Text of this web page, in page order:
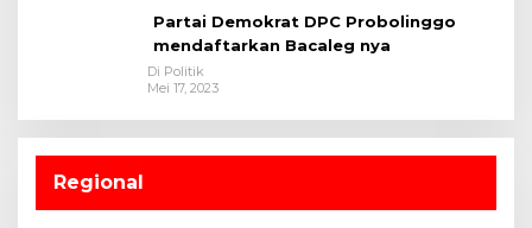
Partai Demokrat DPC Probolinggo
mendaftarkan Bacaleg nya
Di Politik
Mei 17, 2023
Regional